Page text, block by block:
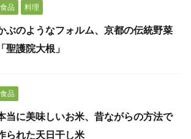
食品 料理
ぶのようなフォルム、京都の伝統野菜
「聖護院大根」
食品
当に美味しいお米、昔ながらの方法で
られた天日干し米